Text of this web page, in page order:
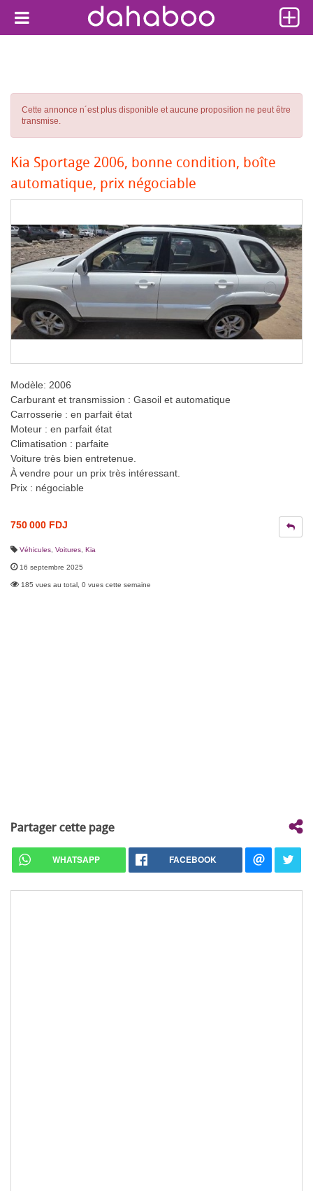
Cette annonce n´est plus disponible et aucune proposition ne peut être
transmise.
Kia Sportage 2006, bonne condition, boîte
automatique, prix négociable
Modèle: 2006
Carburant et transmission : Gasoil et automatique
Carrosserie : en parfait état
Moteur : en parfait état
Climatisation : parfaite
Voiture très bien entretenue.
À vendre pour un prix très intéressant.
Prix : négociable
750 000 FDJ
Véhicules Voitures Kia
16 septembre 2025
185 vues au total, 0 vues cette semaine
Partager cette page
WHATSAPP FACEBOOK